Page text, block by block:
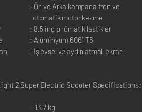
: Ön ve Arka kampana fren ve
otomatik motor kesme
: 8.5 inç pnömatik lastikler
: Alüminyum 6061 T6
: İşlevsel ve aydınlatmalı ekran
2 Super Electric Scooter Specifications:
: 13.7 kg